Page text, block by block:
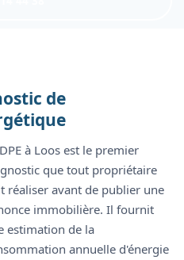
de
à Loos est le premier
que tout propriétaire
réaliser avant de publier une
immobilière. Il fournit
estimation de la
annuelle d'énergie